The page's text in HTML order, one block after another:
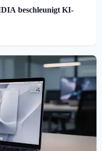
beschleunigt KI-